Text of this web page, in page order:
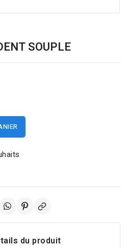
SOUPLE
du produit